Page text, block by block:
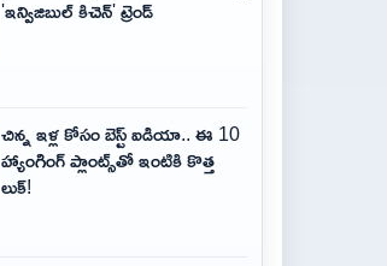
'ఇన్విజిబుల్ కిచెన్' ట్రెండ్
చిన్న ఇళ్ల కోసం బెస్ట్ ఐడియా.. ఈ 10
హ్యాంగింగ్ ప్లాంట్స్‌తో ఇంటికి కొత్త
లుక్!